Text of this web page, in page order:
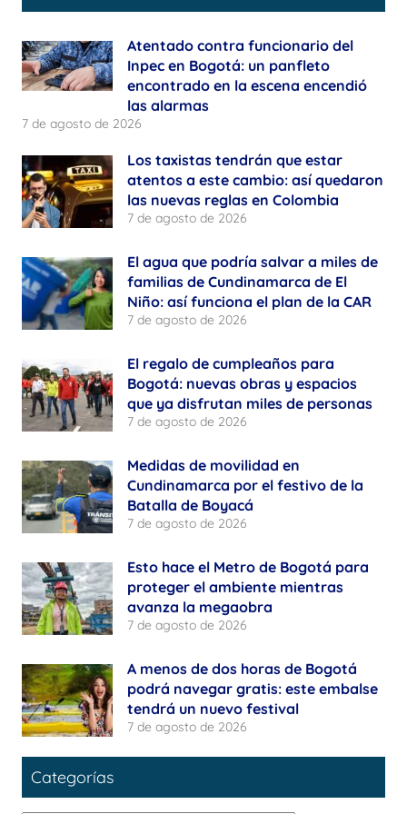
Atentado contra funcionario del
Inpec en Bogotá: un panfleto
encontrado en la escena encendió
las alarmas
7 de agosto de 2026
Los taxistas tendrán que estar
atentos a este cambio: así quedaron
las nuevas reglas en Colombia
7 de agosto de 2026
El agua que podría salvar a miles de
familias de Cundinamarca de El
Niño: así funciona el plan de la CAR
7 de agosto de 2026
El regalo de cumpleaños para
Bogotá: nuevas obras y espacios
que ya disfrutan miles de personas
7 de agosto de 2026
Medidas de movilidad en
Cundinamarca por el festivo de la
Batalla de Boyacá
7 de agosto de 2026
Esto hace el Metro de Bogotá para
proteger el ambiente mientras
avanza la megaobra
7 de agosto de 2026
A menos de dos horas de Bogotá
podrá navegar gratis: este embalse
tendrá un nuevo festival
7 de agosto de 2026
Categorías